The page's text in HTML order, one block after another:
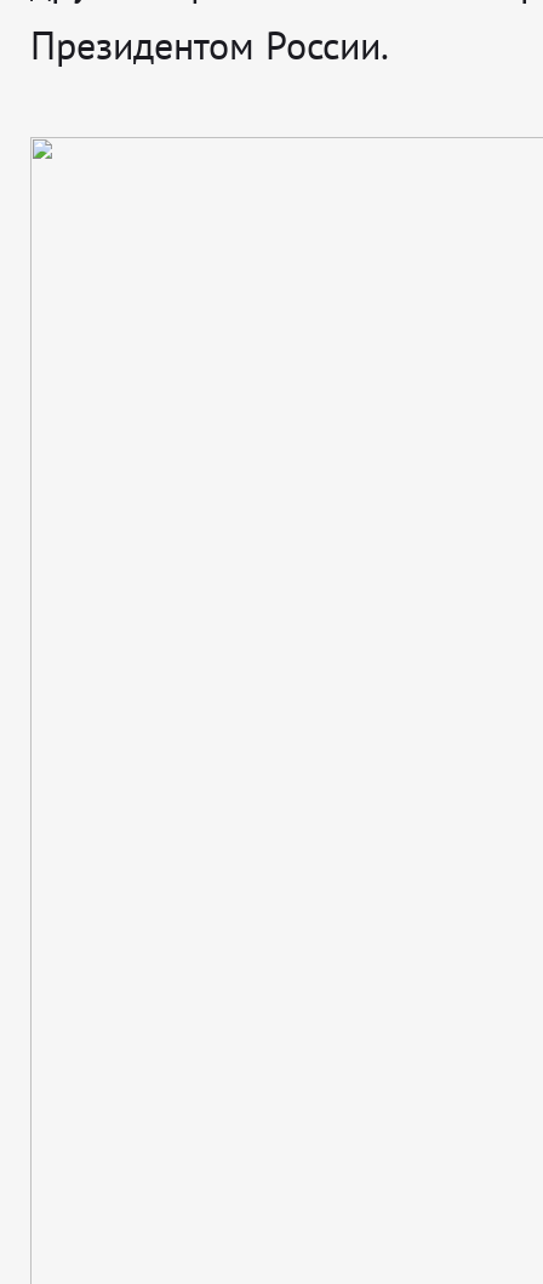
Президентом России.